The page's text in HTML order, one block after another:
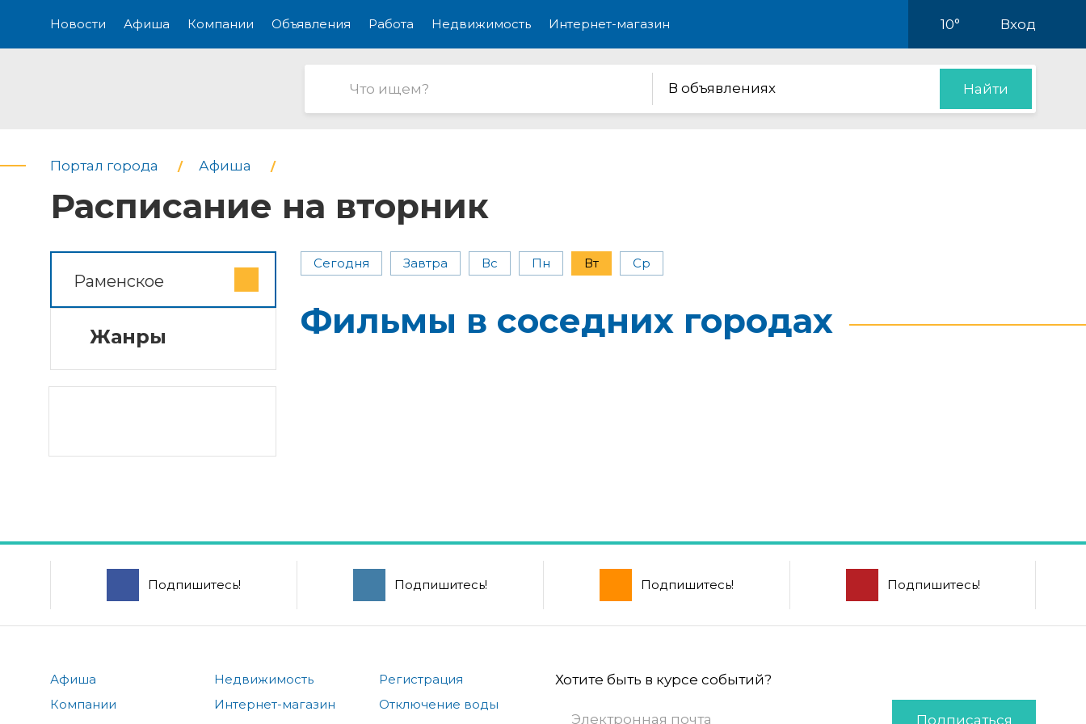
Новости Афиша Компании Объявления Работа Недвижимость Интернет-магазин 10° Вход
В объявлениях Найти
Портал города Афиша
Расписание на вторник
Раменское
Жанры
Сегодня Завтра Вс Пн Вт Ср
Фильмы в соседних городах
Подпишитесь! Подпишитесь! Подпишитесь! Подпишитесь!
Афиша
Компании
Недвижимость
Интернет-магазин
Регистрация
Отключение воды
Хотите быть в курсе событий?
Подписаться